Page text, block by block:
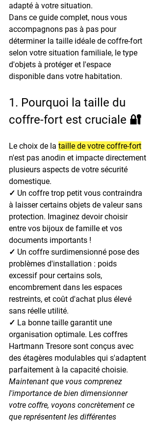
adapté à votre situation.
Dans ce guide complet, nous vous
accompagnons pas à pas pour
déterminer la taille idéale de coffre-fort
selon votre situation familiale, le type
d'objets à protéger et l'espace
disponible dans votre habitation.
1. Pourquoi la taille du
coffre-fort est cruciale 🔐
Le choix de la taille de votre coffre-fort
n'est pas anodin et impacte directement
plusieurs aspects de votre sécurité
domestique.
✓ Un coffre trop petit vous contraindra
à laisser certains objets de valeur sans
protection. Imaginez devoir choisir
entre vos bijoux de famille et vos
documents importants !
✓ Un coffre surdimensionné pose des
problèmes d'installation : poids
excessif pour certains sols,
encombrement dans les espaces
restreints, et coût d'achat plus élevé
sans réelle utilité.
✓ La bonne taille garantit une
organisation optimale. Les coffres
Hartmann Tresore sont conçus avec
des étagères modulables qui s'adaptent
parfaitement à la capacité choisie.
Maintenant que vous comprenez
l'importance de bien dimensionner
votre coffre, voyons concrètement ce
que représentent les différentes